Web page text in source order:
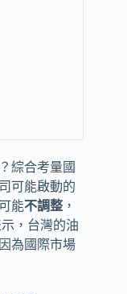
綜合考量國
可能啟動的
能不調整 ，
示，台灣的油
為國際市場